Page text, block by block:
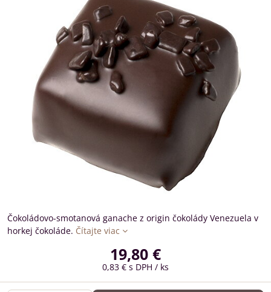
Čokoládovo-smotanová ganache z origin čokolády Venezuela v
horkej čokoláde. Čítajte viac
19,80 €
0,83 € s DPH / ks